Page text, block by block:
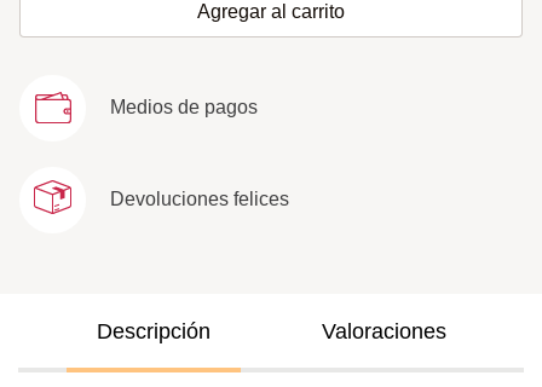
Agregar al carrito
Medios de pagos
Devoluciones felices
Descripción Valoraciones